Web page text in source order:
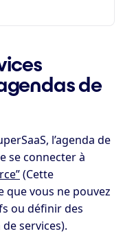
de
l’agenda de
se connecter à
(Cette
vous ne pouvez
ou définir des
services).